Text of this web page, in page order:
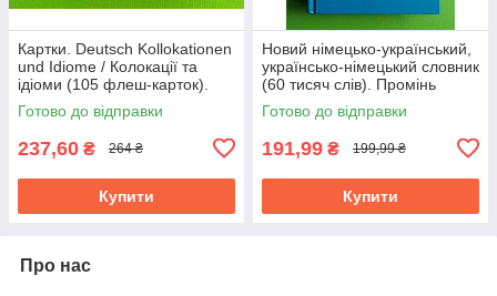
Картки. Deutsch Kollokationen
und Idiome / Колокації та
ідіоми (105 флеш-карток).
English Student
Готово до відправки
237,60 ₴ 264 ₴
Купити
Новий німецько-український,
українсько-німецький словник
(60 тисяч слів). Промінь
Готово до відправки
191,99 ₴ 199,99 ₴
Купити
Про нас